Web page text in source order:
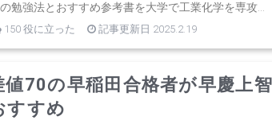
勉強法とおすすめ参考書を大学で工業化学を専攻...
150 役に立った 記事更新日 2025.2.19
値70の早稲田合格者が早慶上
すすめ